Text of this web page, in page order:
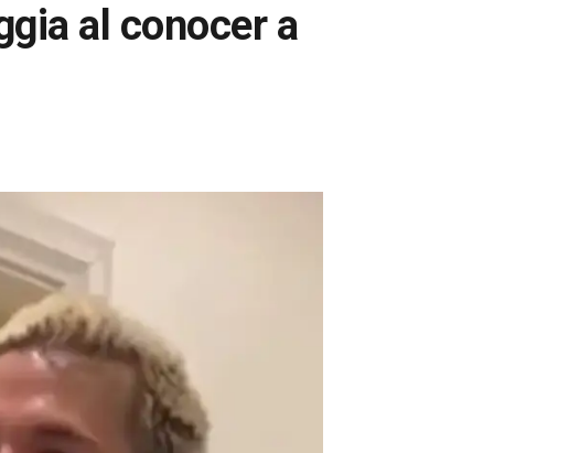
al conocer a